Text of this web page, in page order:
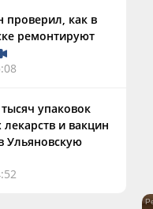
проверил, как в
ремонтируют
упаковок
лекарств и вакцин
Ульяновскую